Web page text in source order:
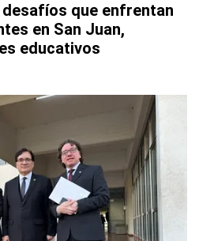
desafíos que enfrentan
en San Juan,
educativos